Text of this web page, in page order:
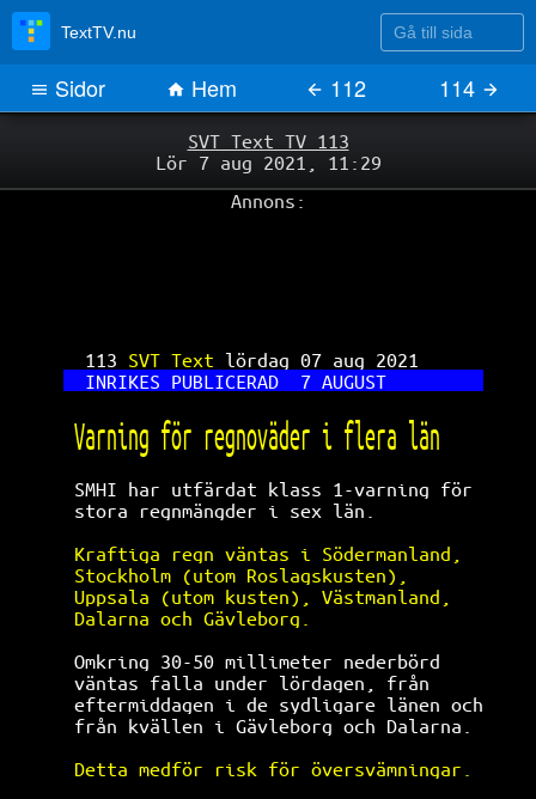
SVT Text TV 113
Lör 7 aug 2021, 11:29
Annons:
113 SVT Text lördag 07 aug 2021
INRIKES PUBLICERAD 7 AUGUST
Varning för regnoväder i flera län
SMHI har utfärdat klass 1-varning för
stora regnmängder i sex län.
Kraftiga regn väntas i Södermanland,
Stockholm (utom Roslagskusten),
Uppsala (utom kusten), Västmanland,
Dalarna och Gävleborg.
Omkring 30-50 millimeter nederbörd
väntas falla under lördagen, från
eftermiddagen i de sydligare länen och
från kvällen i Gävleborg och Dalarna.
Detta medför risk för översvämningar.
TextTV.nu Gå till sida
Sidor Hem 112 114